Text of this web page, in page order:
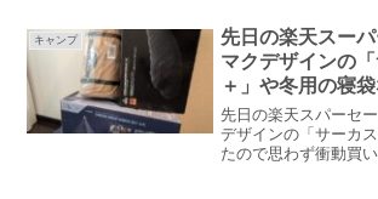
ーハイク」のバック
キャンプに行くこと
記事では徒歩キャン
に、５月に購入した
ク」のバックパック
お届けします。
キャンプ
先日の楽天スー
マクデザインの
＋」や冬用の寝
先日の楽天スパーセ
デザインの「サーカ
たので思わず衝動買